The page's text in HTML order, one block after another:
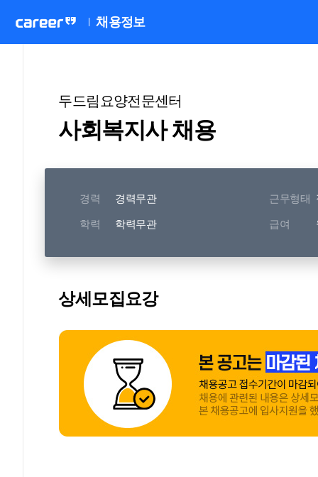
채용정보
두드림요양전문센터
사회복지사 채용
경력 경력무관 근무형태
학력 학력무관 급여
상세모집요강